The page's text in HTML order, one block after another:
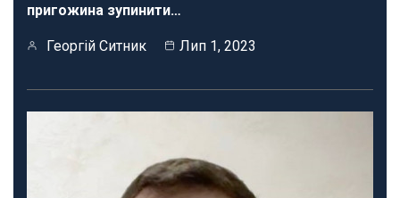
пригожина зупинити…
Георгій Ситник Лип 1, 2023